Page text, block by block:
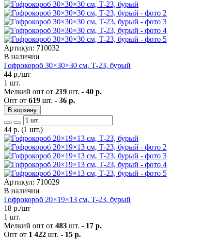
Артикул: 710032
В наличии
Гофрокороб 30×30×30 см, Т-23, бурый
44 р./шт
1 шт.
Мелкий опт от 219 шт. - 40 р.
Опт от 619 шт. - 36 р.
В корзину
44 р. (1 шт.)
Артикул: 710029
В наличии
Гофрокороб 20×19×13 см, Т-23, бурый
18 р./шт
1 шт.
Мелкий опт от 483 шт. - 17 р.
Опт от 1 422 шт. - 15 р.